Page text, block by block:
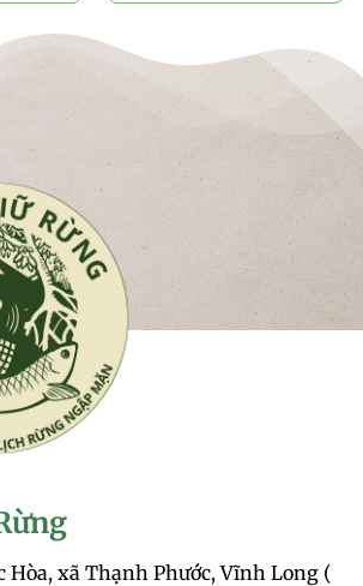
Hòa, xã Thạnh Phước, Vĩnh Long (